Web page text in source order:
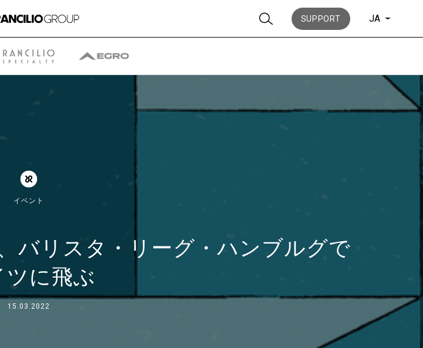
SUPPORT JA
イベント
バリスタ・リーグ・ハンブルグで
ツに飛ぶ
15.03.2022
・グループに
・グループの
て
研究室紹介
サスティナビ